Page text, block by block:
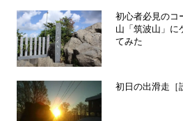
初心者必見のコ
山「筑波山」に
てみた
初日の出滑走［